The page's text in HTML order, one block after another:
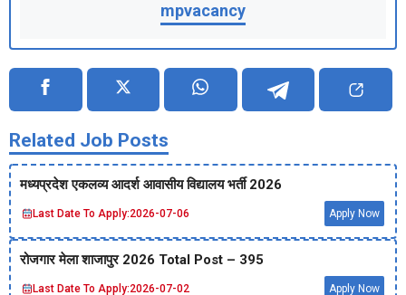
mpvacancy
Related Job Posts
मध्‍यप्रदेश एकलव्‍य आदर्श आवासीय विद्यालय भर्ती 2026
Last Date To Apply:2026-07-06 Apply Now
रोजगार मेला शाजापुर 2026 Total Post – 395
Last Date To Apply:2026-07-02 Apply Now